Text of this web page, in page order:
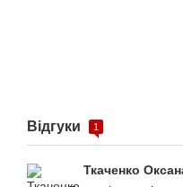
Відгуки 1
Ткаченко